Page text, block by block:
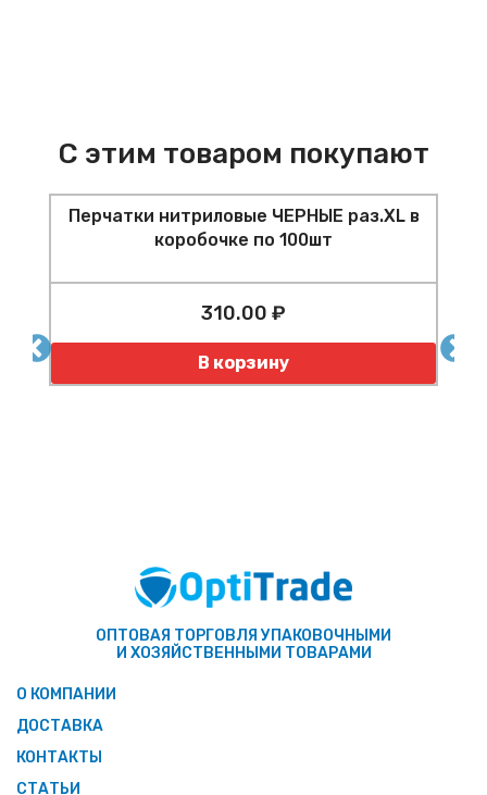
С этим товаром покупают
Перчатки нитриловые ЧЕРНЫЕ раз.XL в
коробочке по 100шт
310.00 ₽
Количество
В корзину
ОПТОВАЯ ТОРГОВЛЯ УПАКОВОЧНЫМИ
И ХОЗЯЙСТВЕННЫМИ ТОВАРАМИ
О КОМПАНИИ
ДОСТАВКА
КОНТАКТЫ
СТАТЬИ